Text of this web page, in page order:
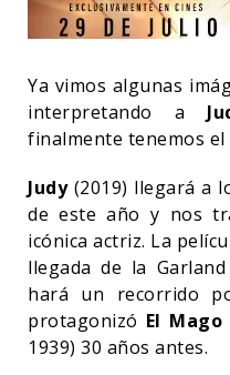
Ya vimos algunas
interpretando a
finalmente tenemos
Judy(2019) llegará a
de este año y nos
icónica actriz. La
llegada de la
hará un recorrido
protagonizó El Mago
1939) 30 años antes.